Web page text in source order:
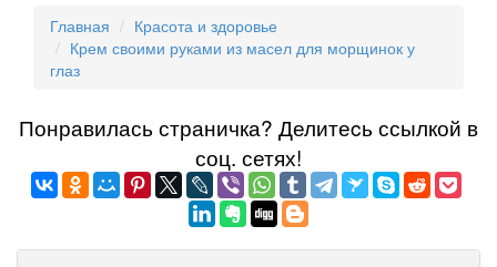
Главная
Красота и здоровье
Крем своими руками из масел для морщинок у
глаз
Понравилась страничка? Делитеcь ссылкой в
соц. сетях!